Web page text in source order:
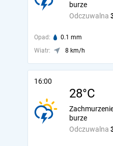
Odczuwalna
burze
Opad: 0.1 mm
Wiatr:
8 km/h
16:00
28°C
Odczuwalna
burze